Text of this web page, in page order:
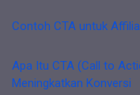
Contoh CTA untuk
Apa Itu CTA (Call to
Meningkatkan Konversi